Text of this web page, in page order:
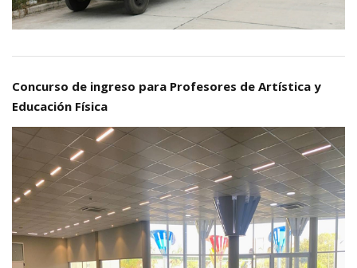
Concurso de ingreso para Profesores de Artística y
Educación Física